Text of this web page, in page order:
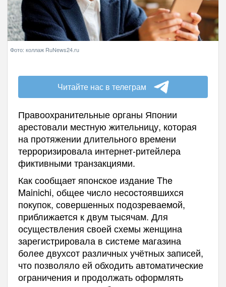
Фото: коллаж RuNews24.ru
Читайте нас в телеграм
Правоохранительные органы Японии
арестовали местную жительницу, которая
на протяжении длительного времени
терроризировала интернет-ритейлера
фиктивными транзакциями.
Как сообщает японское издание The
Mainichi, общее число несостоявшихся
покупок, совершенных подозреваемой,
приближается к двум тысячам. Для
осуществления своей схемы женщина
зарегистрировала в системе магазина
более двухсот различных учётных записей,
что позволяло ей обходить автоматические
ограничения и продолжать оформлять